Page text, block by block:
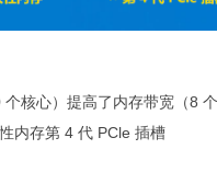
核心）提高了内存带宽（8
内存第 4 代 PCle 插槽